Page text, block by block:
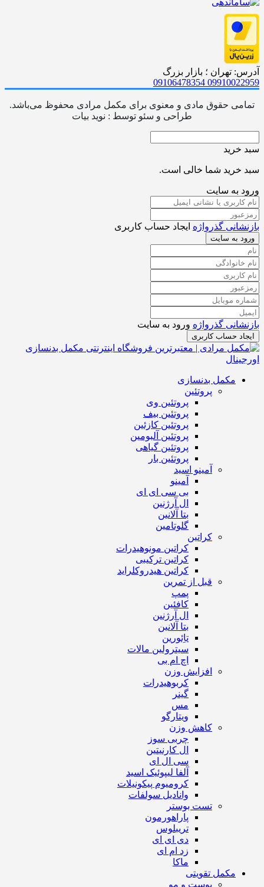
آدرس: تهران ؛ بازار بزرگ
09910022959
09106478354
تمامی حقوق مادی و معنوی برای مکمل مرادی محفوظ می‌باشد.
طراحی و سئو توسط : نوید بیات
سبد خرید
سبد خرید شما خالی است.
ورود به سایت
بازنشانی گذرواژه ایجاد حساب کاربری
ورود به سایت
بازنشانی گذرواژه ورود به سایت
ایجاد حساب کاربری
مکمل بدنسازی
پروتئین
پروتئین وی
پروتئین بیف
پروتئین کازئین
پروتئین آلبومین
پروتئین گیاهی
پروتئین بار
آمینو اسید
آمینو
بی سی ای ای
ال آرژنین
بتا آلانین
گلوتامین
کراتین
کراتین مونوهیدرات
کراتین ترکیبی
کراتین هیدروکلراید
قبل از تمرین
پمپ
کافئین
ال آرژنین
بتا آلانین
تاِئورین
سیترولین مالات
اچ ام بی
افزایش وزن
کربوهیدرات
گینر
مس
ویتارگو
کاهش وزن
چربی سوز
ال کارنیتین
سی ال ای
آلفا لیپوئیک اسید
کرومیوم پیکونیلات
وانادیل سولفات
تست بوستر
پاراهورمون
تریبلوس
دی ای ای
زد ام ای
ماکا
مکمل تقویتی
پوست و مو